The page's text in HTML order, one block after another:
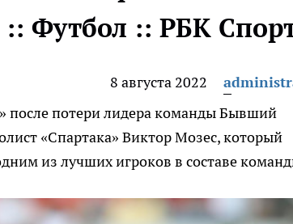
:: Футбол :: РБК
8 августа 2022
после потери лидера командыБывший
«Спартака» Виктор Мозес, который
из лучших игроков в составе